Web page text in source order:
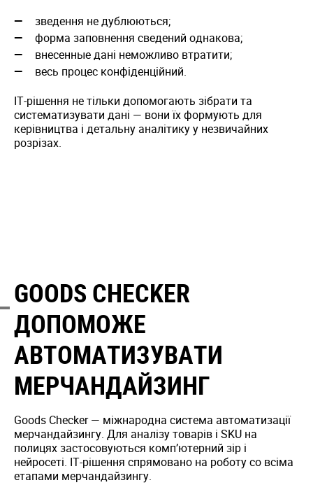
зведення не дублюються;
форма заповнення сведений однакова;
внесенные дані неможливо втратити;
весь процес конфіденційний.
ІТ-рішення не тільки допомогають зібрати та
систематизувати дані — вони їх формують для
керівництва і детальну аналітику у незвичайних
розрізах.
GOODS CHECKER
ДОПОМОЖЕ
АВТОМАТИЗУВАТИ
МЕРЧАНДАЙЗИНГ
Goods Checker — міжнародна система автоматизації
мерчандайзингу. Для аналізу товарів і SKU на
полицях застосовуються комп’ютерний зір і
нейросеті. ІТ-рішення спрямовано на роботу со всіма
етапами мерчандайзингу.